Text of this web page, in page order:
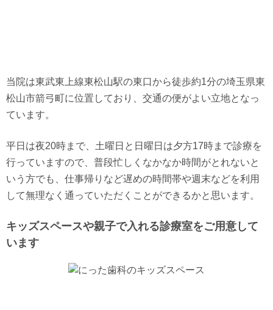
当院は東武東上線東松山駅の東口から徒歩約1分の埼玉県東
松山市箭弓町に位置しており、交通の便がよい立地となっ
ています。
平日は夜20時まで、土曜日と日曜日は夕方17時まで診療を
行っていますので、普段忙しくなかなか時間がとれないと
いう方でも、仕事帰りなど遅めの時間帯や週末などを利用
して無理なく通っていただくことができるかと思います。
キッズスペースや親子で入れる診療室をご用意して
います